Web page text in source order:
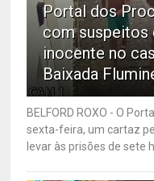
Portal dos
com suspeitos
inocente no
Baixada
BELFORD ROXO - O
sexta-feira, um cartaz
levar às prisões de sete